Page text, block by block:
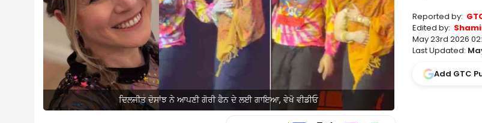
ਦਿਲਜੀਤ ਦੋਸਾਂਝ ਨੇ ਆਪਣੀ ਗੋਰੀ ਫੈਨ ਦੇ ਲਈ ਗਾਇਆ, ਵੇਖੋ ਵੀਡੀਓ
Reported by:
Edited by:
May 23rd 2026
Last Updated:
Add GTC